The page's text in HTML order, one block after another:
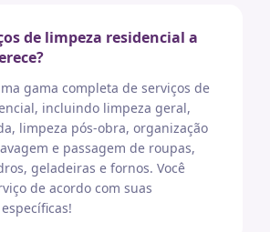
de limpeza residencial a
gama completa de serviços de
incluindo limpeza geral,
limpeza pós-obra, organização
e passagem de roupas,
geladeiras e fornos. Você
de acordo com suas